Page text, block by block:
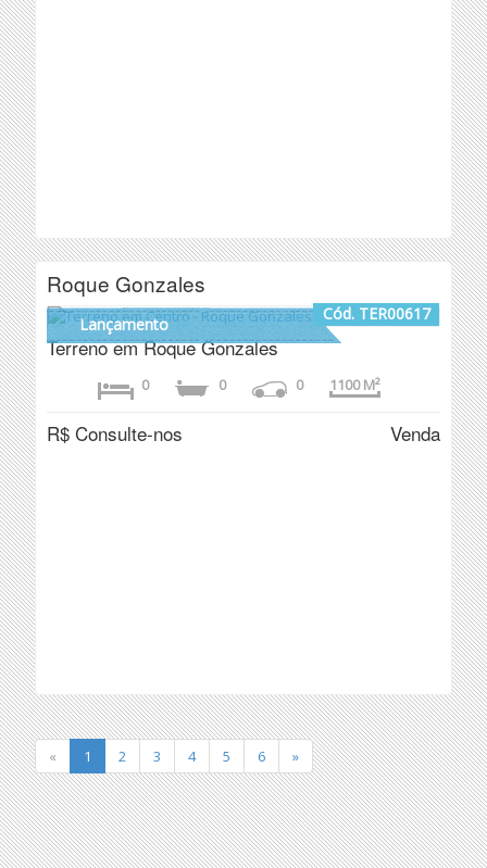
Roque Gonzales
Lançamento
Cód. TER00617
Terreno em Roque Gonzales
0 0 0 1100 M²
R$ Consulte-nos Venda
« 1 2 3 4 5 6 »